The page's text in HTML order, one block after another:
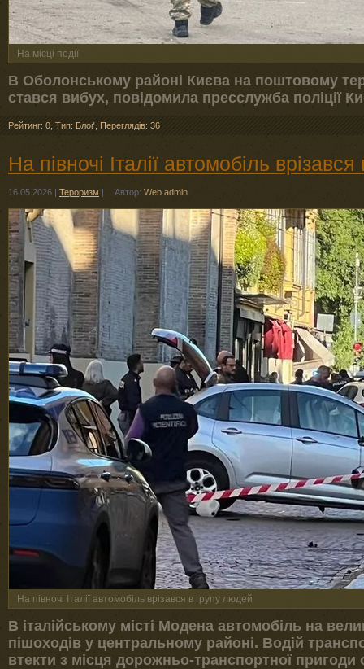
На місці події
В Оболонському районі Києва на поштовому
стався вибух, повідомила пресслужба поліції
Рейтинг: 0 Тип: Блоґ Переглядів: 36
На півночі Італії автомобіль
16.05.2026 | Тероризм | Автор: Web admin
На півночі Італії автомобіль врізався в групу людей
В італійському місті Модена автомобіль на
пішоходів у центральному районі. Водій
втекти з місця дорожньо-транспортної пригоди